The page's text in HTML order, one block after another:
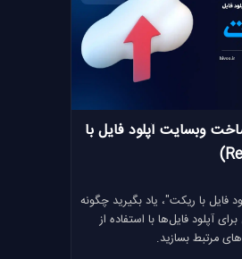
وبسایت آپلود فایل با
فایل با ریکت"، یاد بگیرید چگونه
آپلود فایل‌ها با استفاده از